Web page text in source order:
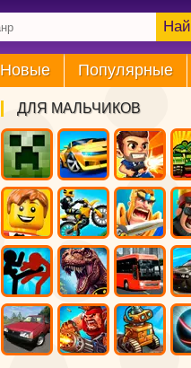
Новые Популярные
ДЛЯ МАЛЬЧИКОВ